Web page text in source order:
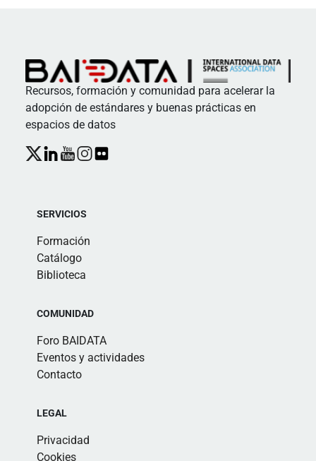
Recursos, formación y comunidad para acelerar la
adopción de estándares y buenas prácticas en
espacios de datos
SERVICIOS
Formación
Catálogo
Biblioteca
COMUNIDAD
Foro BAIDATA
Eventos y actividades
Contacto
LEGAL
Privacidad
Cookies